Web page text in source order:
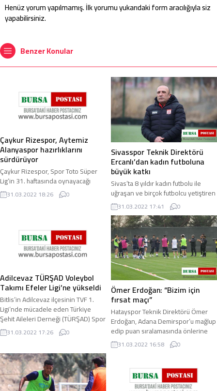
Henüz yorum yapılmamış. İlk yorumu yukarıdaki form aracılığıyla siz
yapabilirsiniz.
Benzer Konular
Çaykur Rizespor, Aytemiz
Alanyaspor hazırlıklarını
sürdürüyor
Çaykur Rizespor, Spor Toto Süper
Lig’in 31. haftasında oynayacağı
Aytemiz Alanyaspor maçının
hazırlıklarını Antalya’da sürdürüyor.
31.03.2022 18:26 0
Sivasspor Teknik Direktörü
Ercanlı’dan kadın futboluna
büyük katkı
Sivas’ta 8 yıldır kadın futbolu ile
uğraşan ve birçok futbolcu yetiştiren
Sivasspor Kadın Futbol Takımı
Teknik Direktörü Nevzat Ercanlı,
kadın ...
31.03.2022 17:41 0
Adilcevaz TÜRŞAD Voleybol
Takımı Efeler Ligi’ne yükseldi
Bitlis’in Adilcevaz ilçesinin TVF 1.
Ligi’nde mücadele eden Türkiye
Şehit Aileleri Derneği (TÜRŞAD) Spor
Kulübü Erkek Voleybol Takımı, lig ...
31.03.2022 17:26 0
Ömer Erdoğan: “Bizim için
fırsat maçı”
Hatayspor Teknik Direktörü Ömer
Erdoğan, Adana Demirspor’u mağlup
edip puan sıralamasında önlerine
geçmek istediklerini söyleyerek,
"Bizim için ...
31.03.2022 16:58 0